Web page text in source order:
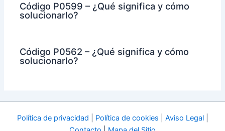
Código P0599 – ¿Qué significa y cómo
solucionarlo?
Código P0562 – ¿Qué significa y cómo
solucionarlo?
Política de privacidad Política de cookies Aviso Legal|